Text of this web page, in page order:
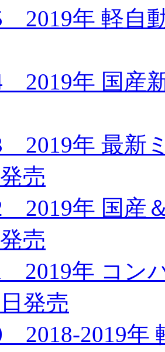
2019年 軽自
2019年 国産
2019年 最新
売
2019年 国産
売
2019年 コン
発売
2018-2019年